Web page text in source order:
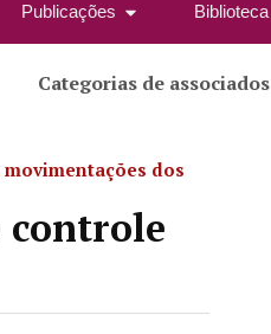
Publicações Biblioteca
Categorias de associados
dos
controle